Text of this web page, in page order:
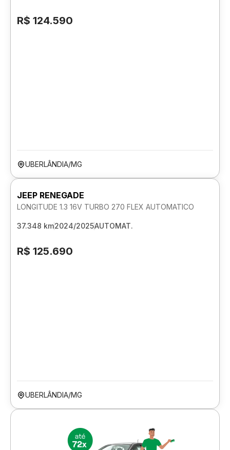
R$ 124.590
UBERLÂNDIA/MG
JEEP RENEGADE
LONGITUDE 1.3 16V TURBO 270 FLEX AUTOMATICO
37.348 km2024/2025AUTOMAT.
R$ 125.690
UBERLÂNDIA/MG